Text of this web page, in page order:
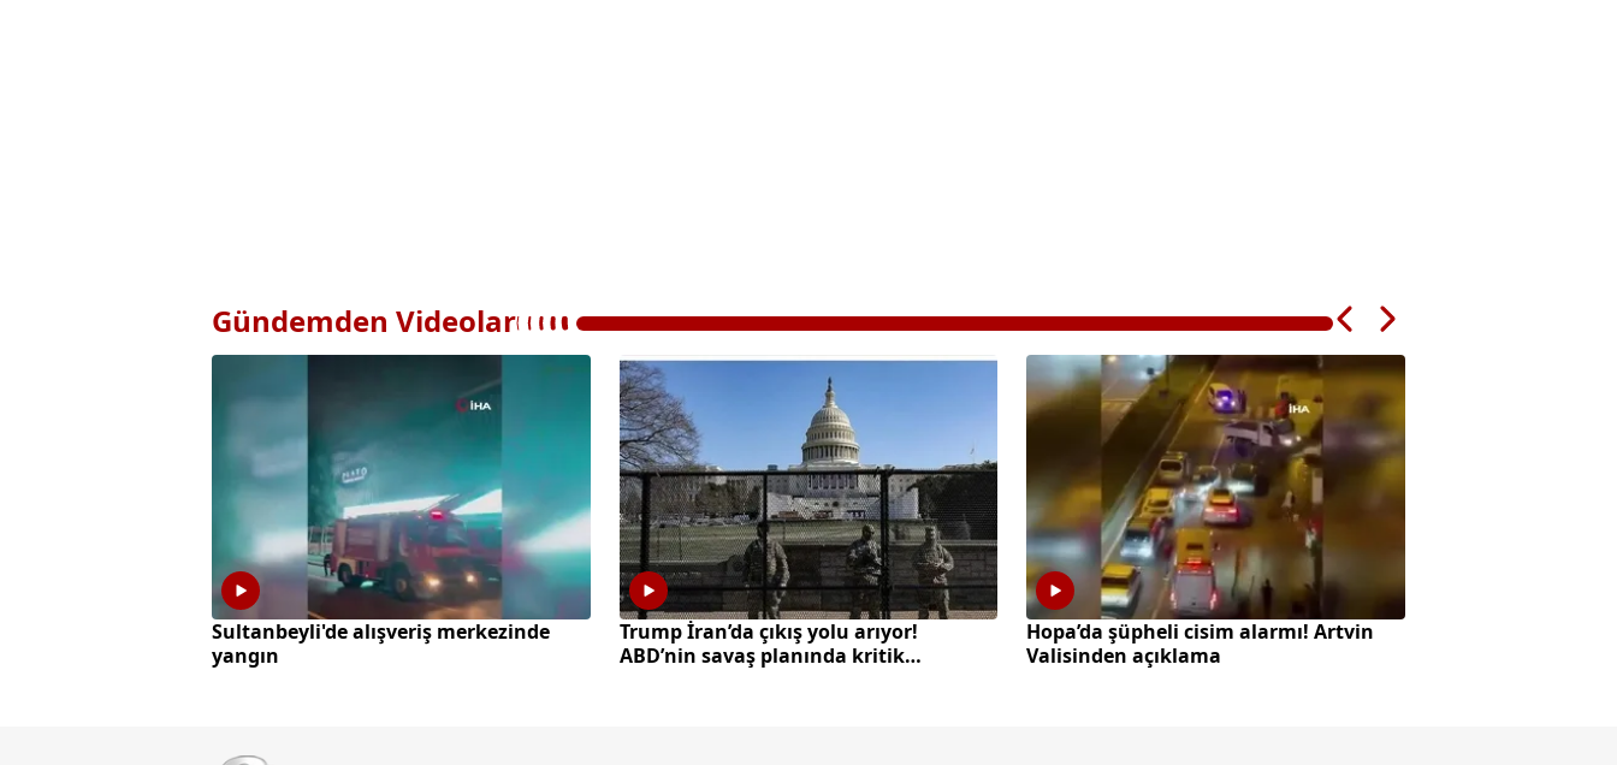
Gündemden Videolar
Sultanbeyli'de alışveriş merkezinde
yangın
Trump İran’da çıkış yolu arıyor!
ABD’nin savaş planında kritik
Hopa’da şüpheli cisim alarmı! Artvin
Valisinden açıklama